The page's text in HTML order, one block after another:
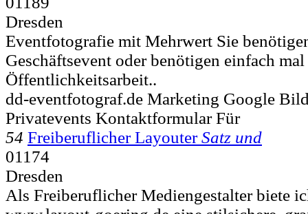
Dresden
Eventfotografie mit Mehrwert Sie
Geschäftsevent oder benötigen einfach
Öffentlichkeitsarbeit..
dd-eventfotograf.de Marketing Google
Privatevents Kontaktformular Für
54 Freiberuflicher Layouter Satz und
01174
Dresden
Als Freiberuflicher Mediengestalter biete